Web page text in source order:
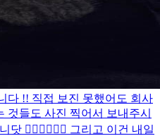
다 !! 직접 보진 못했어도 회사
것들도 사진 찍어서 보내주시
🙇🏻‍♂️🙇🏻‍♂️ 그리고 이건 내일